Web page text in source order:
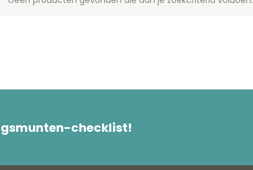
checklist!